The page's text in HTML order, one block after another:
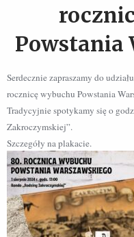
Powstania
Serdecznie zapraszamy do
rocznicę wybuchu Powstania
Tradycyjnie spotykamy się o
Zakroczymskiej”.
Szczegóły na plakacie.